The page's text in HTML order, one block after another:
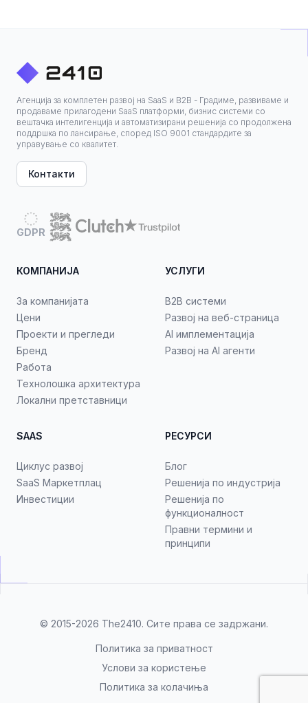
Агенција за комплетен развој на SaaS и B2B - Градиме, развиваме и
продаваме прилагодени SaaS платформи, бизнис системи со
вештачка интелигенција и автоматизирани решенија со продолжена
поддршка по лансирање, според ISO 9001 стандардите за
управување со квалитет.
Контакти
GDPR
КОМПАНИЈА
За компанијата
Цени
Проекти и прегледи
Бренд
Работа
Технолошка архитектура
Локални претставници
УСЛУГИ
B2B системи
Развој на веб-страница
AI имплементација
Развој на AI агенти
SAAS
Циклус развој
SaaS Маркетплац
Инвестиции
РЕСУРСИ
Блог
Решенија по индустрија
Решенија по
функционалност
Правни термини и
принципи
© 2015-2026 The2410. Сите права се задржани.
Политика за приватност
Услови за користење
Политика за колачиња